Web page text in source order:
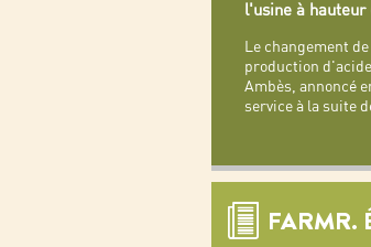
l'usine à
Le changement
production
Ambès, annoncé
service à la suite
FARMR.